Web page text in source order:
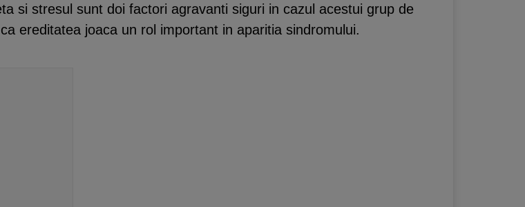
si stresul sunt doi factori agravanti siguri in cazul acestui grup de
ereditatea joaca un rol important in aparitia sindromului.